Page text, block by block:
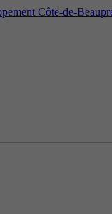
Côte-de-